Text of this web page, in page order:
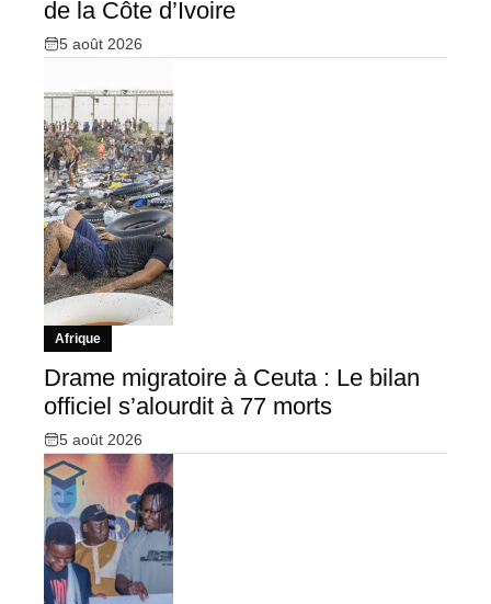
de la Côte d’Ivoire
5 août 2026
Afrique
Drame migratoire à Ceuta : Le bilan
officiel s’alourdit à 77 morts
5 août 2026